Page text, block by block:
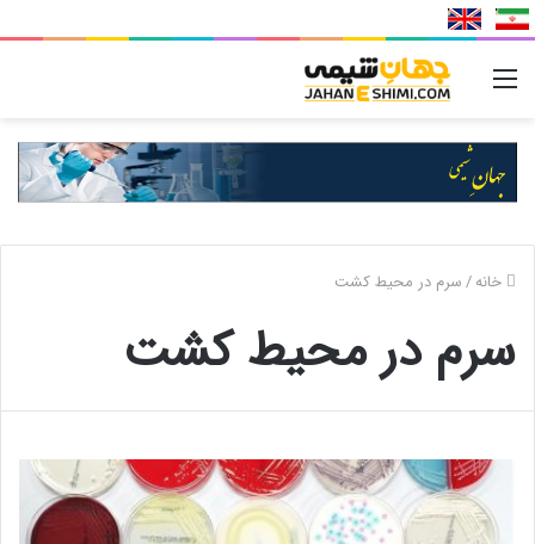
خانه/سرم در محیط کشت
سرم در محیط کشت